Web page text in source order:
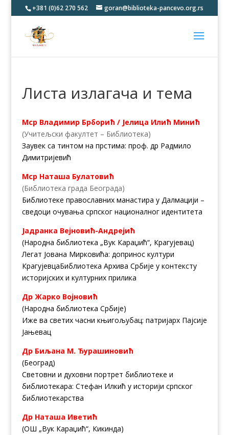
+381 (0)62 270 562 goran@biblioteka-pancevo.org.rs
Листа излагача и тема
Мср Владимир Брборић / Јелица Илић Минић
(Учитељски факултет – Библиотека)
Заувек са тинтом на прстима: проф. др Радмило
Димитријевић
Мср Наташа Булатовић
(Библиотека града Београда)
Библиотеке православних манастира у Далмацији –
сведоци очувања српског националног идентитета
Јадранка Вејновић-Андрејић
(Народна библиотека „Вук Караџић“, Крагујевац)
Легат Јована Мирковића: допринос култури
КрагујевцаБиблиотека Архива Србије у контексту
историјских и културних прилика
Др Жарко Војновић
(Народна библиотека Србије)
Иже ва светих часни књигољубац: патријарх Пајсије
Јањевац
Др Биљана М. Ђурашиновић
(Београд)
Световни и духовни портрет библиотеке и
библиотекара: Стефан Илкић у историји српског
библиотекарства
Др Наташа Иветић
(ОШ „Вук Караџић“, Кикинда)